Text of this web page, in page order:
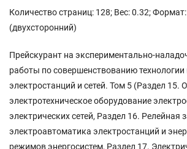
Количество страниц: 128; Вес: 0.32;
(двухсторонний)
Прейскурант на экспериментально-
работы по совершенствованию технологии
электростанций и сетей. Том 5 (Раздел 15.
электротехническое оборудование
электрических сетей, Раздел 16. Релейная
электроавтоматика электростанций и
режимов энергосистем, Раздел 17.